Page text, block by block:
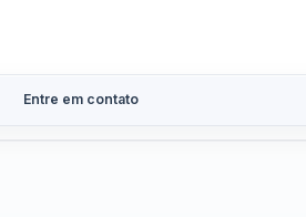
Entre em contato